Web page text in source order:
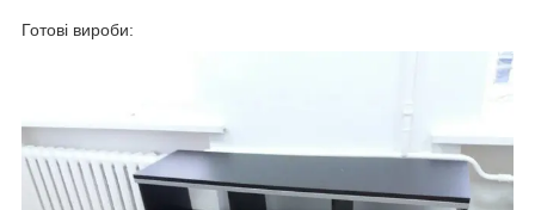
Готові вироби: